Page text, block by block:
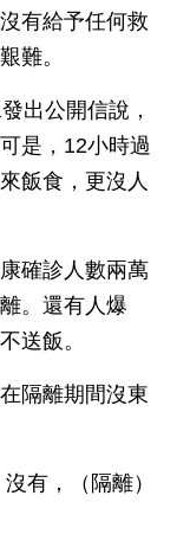
有給予任何救
難。
出公開信說，
是，12小時過
飯食，更沒人
確診人數兩萬
。還有人爆
送飯。
隔離期間沒東
有，（隔離）